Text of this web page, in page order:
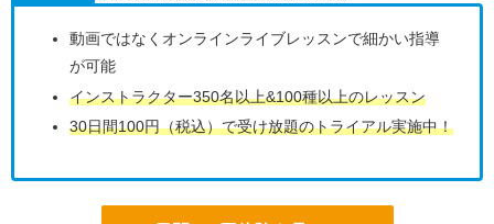
動画ではなくオンラインライブレッスンで細かい指導
が可能
インストラクター350名以上&100種以上のレッスン
30日間100円（税込）で受け放題のトライアル実施中！